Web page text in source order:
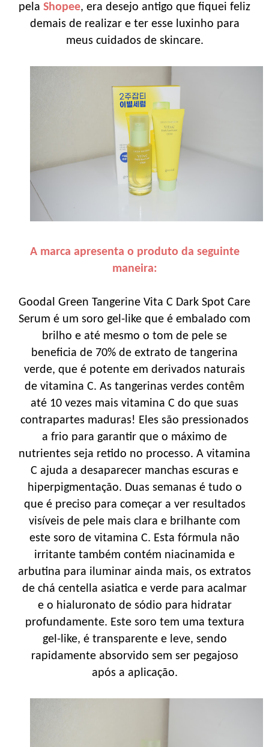
pela Shopee, era desejo antigo que fiquei feliz
demais de realizar e ter esse luxinho para
meus cuidados de skincare.
A marca apresenta o produto da seguinte
maneira:
Goodal Green Tangerine Vita C Dark Spot Care
Serum é um soro gel-like que é embalado com
brilho e até mesmo o tom de pele se
beneficia de 70% de extrato de tangerina
verde, que é potente em derivados naturais
de vitamina C. As tangerinas verdes contêm
até 10 vezes mais vitamina C do que suas
contrapartes maduras! Eles são pressionados
a frio para garantir que o máximo de
nutrientes seja retido no processo. A vitamina
C ajuda a desaparecer manchas escuras e
hiperpigmentação. Duas semanas é tudo o
que é preciso para começar a ver resultados
visíveis de pele mais clara e brilhante com
este soro de vitamina C. Esta fórmula não
irritante também contém niacinamida e
arbutina para iluminar ainda mais, os extratos
de chá centella asiatica e verde para acalmar
e o hialuronato de sódio para hidratar
profundamente. Este soro tem uma textura
gel-like, é transparente e leve, sendo
rapidamente absorvido sem ser pegajoso
após a aplicação.